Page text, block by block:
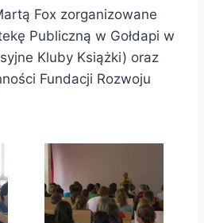
Fox zorganizowane
Publiczną w Gołdapi w
Kluby Książki) oraz
Fundacji Rozwoju